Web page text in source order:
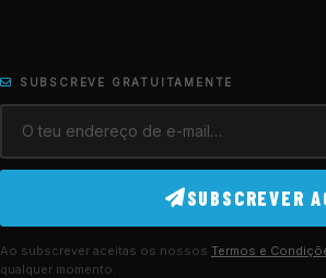
SUBSCREVE GRATUITAMENTE
SUBSCREVER
Ao subscrever aceitas os nossos Termos e
qualquer momento.